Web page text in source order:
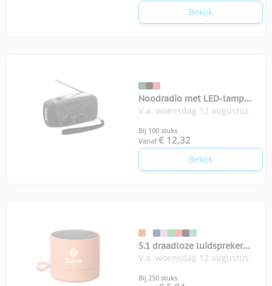
Bekijk
Noodradio met LED-lamp
Onda
V.a. woensdag 12 augustus
Bij 100 stuks
Vanaf € 12,32
Bekijk
5.1 draadloze luidspreker
Recar
V.a. woensdag 12 augustus
Bij 250 stuks